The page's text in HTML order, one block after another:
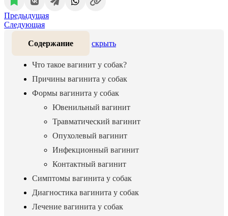
Предыдущая
Следующая
Содержание скрыть
Что такое вагинит у собак?
Причины вагинита у собак
Формы вагинита у собак
Ювенильный вагинит
Травматический вагинит
Опухолевый вагинит
Инфекционный вагинит
Контактный вагинит
Симптомы вагинита у собак
Диагностика вагинита у собак
Лечение вагинита у собак